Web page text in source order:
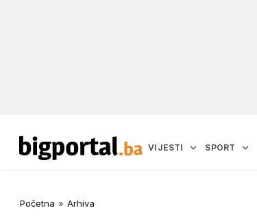
VIJESTI SPORT
Početna » Arhiva